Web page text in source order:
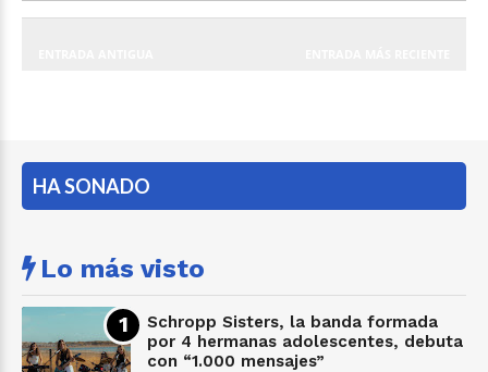
HA SONADO
Lo más visto
Schropp Sisters, la banda formada
por 4 hermanas adolescentes, debuta
con “1.000 mensajes”